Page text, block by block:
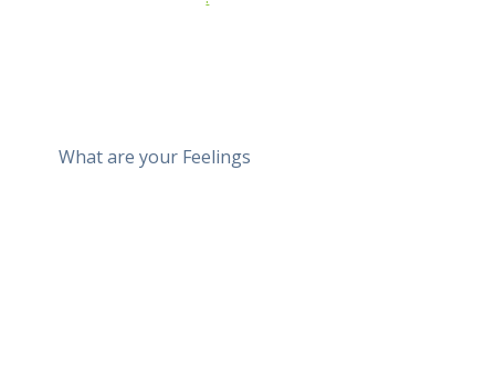
What are your Feelings